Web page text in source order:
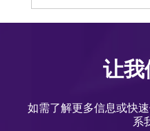
让我
如需了解更多信息或快
系